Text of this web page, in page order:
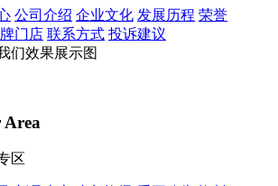
公司介绍 企业文化 发展历程 荣誉
门店 联系方式 投诉建议
Area
区